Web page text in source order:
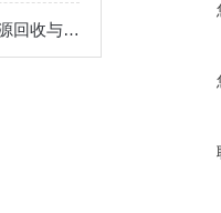
填埋场垃圾开挖筛分是资源回收与土地再生的关键技术